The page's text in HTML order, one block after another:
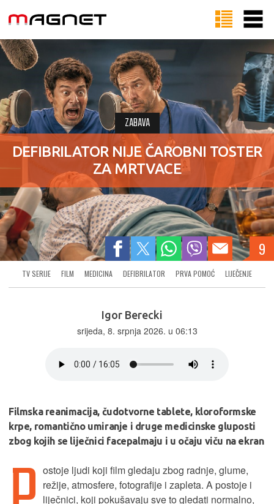
ZABAVA
DEFIBRILATOR NIJE ČAROBNI TOSTER
ZA MRTVACE
9
TV SERIJE FILM MEDICINA DEFIBRILATOR PRVA POMOĆ LIJEČENJE
Igor Berecki
srijeda, 8. srpnja 2026. u 06:13
Filmska reanimacija, čudotvorne tablete, kloroformske
krpe, romantično umiranje i druge medicinske gluposti
zbog kojih se liječnici facepalmaju i u očaju viču na ekran
ostoje ljudi koji film gledaju zbog radnje, glume,
režije, atmosfere, fotografije i zapleta. A postoje i
liječnici, koji pokušavaju sve to gledati normalno,